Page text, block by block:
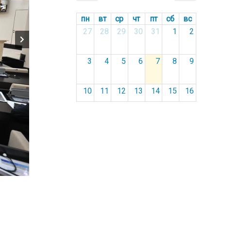
пн вт ср чт пт сб
вс
27
28 29 30 31 1 2
3 4 5 6 7 8 9
10 11 12 13 14 15 16